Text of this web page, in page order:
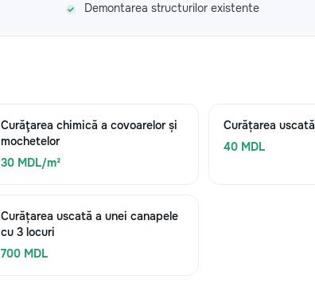
Demontarea structurilor existente
Curăţarea chimică a covoarelor și
mochetelor
30 MDL/m²
Curățarea
40 MDL
Curățarea uscată a unei canapele
cu 3 locuri
700 MDL